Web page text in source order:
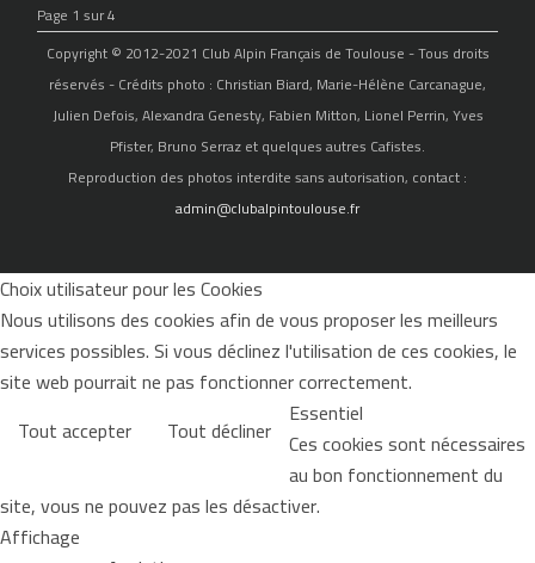
Page 1 sur 4
Copyright © 2012-2021 Club Alpin Français de Toulouse - Tous droits
réservés - Crédits photo : Christian Biard, Marie-Hélène Carcanague,
Julien Defois, Alexandra Genesty, Fabien Mitton, Lionel Perrin, Yves
Pfister, Bruno Serraz et quelques autres Cafistes.
Reproduction des photos interdite sans autorisation, contact :
admin@clubalpintoulouse.fr
Choix utilisateur pour les Cookies
Nous utilisons des cookies afin de vous proposer les meilleurs
services possibles. Si vous déclinez l'utilisation de ces cookies, le
site web pourrait ne pas fonctionner correctement.
Tout accepter
Tout décliner Essentiel
Ces cookies sont nécessaires
au bon fonctionnement du
site, vous ne pouvez pas les désactiver.
Affichage